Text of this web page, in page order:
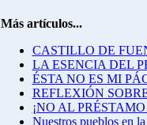
Más artículos...
CASTILLO DE
LA ESENCIA DEL
ÉSTA NO ES MI
REFLEXIÓN
¡NO AL
Nuestros pueblos en